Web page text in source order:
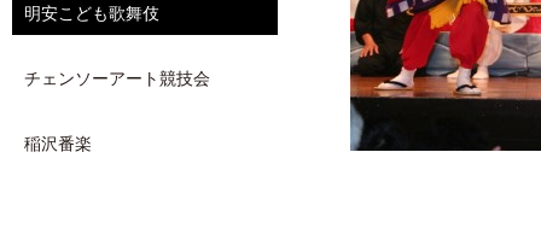
明安こども歌舞伎
チェンソーアート競技会
稲沢番楽